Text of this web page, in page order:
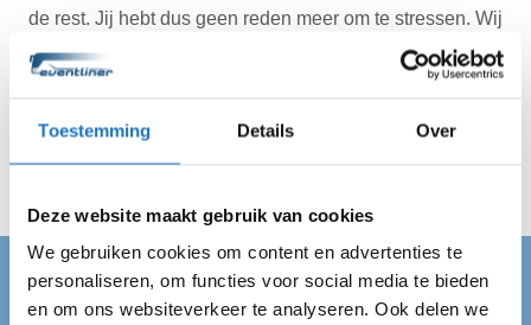
Toestemming Details Over
Deze website maakt gebruik van cookies
We gebruiken cookies om content en advertenties te
personaliseren, om functies voor social media te bieden
en om ons websiteverkeer te analyseren. Ook delen we
de rest. Jij hebt dus geen reden meer om te stressen. Wij
zijn altijd op de afgesproken tijd op locatie in
Bergschenhoek en vervoeren jouw gehele gezelschap
genieten!
PARTYBUS BERGSCHENHOEK